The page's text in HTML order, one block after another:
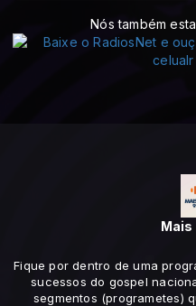
Nós também
Mais
Fique por dentro de uma
sucessos do gospel
segmentos (programetes)